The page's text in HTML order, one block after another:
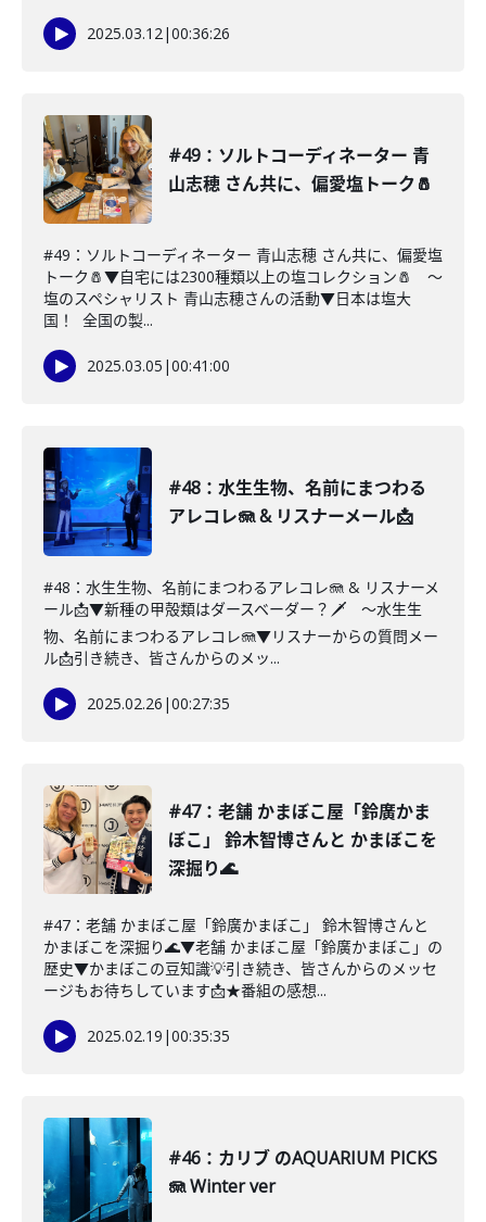
2025.03.12|00:36:26
#49：ソルトコーディネーター 青
山志穂 さん共に、偏愛塩トーク🧂
#49：ソルトコーディネーター 青山志穂 さん共に、偏愛塩
トーク🧂▼自宅には2300種類以上の塩コレクション🧂 〜
塩のスペシャリスト 青山志穂さんの活動▼日本は塩大
国！ 全国の製...
2025.03.05 |00:41:00
#48：水生生物、名前にまつわる
アレコレ🪼 & リスナーメール📩
#48：水生生物、名前にまつわるアレコレ🪼 & リスナーメ
ール📩▼新種の甲殻類はダースベーダー？🗡️ 〜水生生
物、名前にまつわるアレコレ🪼▼リスナーからの質問メー
ル📩引き続き、皆さんからのメッ...
2025.02.26 |00:27:35
#47：老舗 かまぼこ屋「鈴廣かま
ぼこ」 鈴木智博さんと かまぼこを
深掘り🌊
#47：老舗 かまぼこ屋「鈴廣かまぼこ」 鈴木智博さんと
かまぼこを深掘り🌊▼老舗 かまぼこ屋「鈴廣かまぼこ」の
歴史▼かまぼこの豆知識💡引き続き、皆さんからのメッセ
ージもお待ちしています📩★番組の感想...
2025.02.19 |00:35:35
#46：カリブ のAQUARIUM PICKS
🪼 Winter ver